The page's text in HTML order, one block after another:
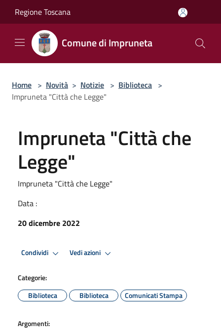
Regione Toscana
Comune di Impruneta
Home > Novità > Notizie > Biblioteca >
Impruneta "Città che Legge"
Impruneta "Città che
Legge"
Impruneta "Città che Legge"
Data :
20 dicembre 2022
Condividi Vedi azioni
Categorie:
Biblioteca
Biblioteca Comunicati Stampa
Argomenti: